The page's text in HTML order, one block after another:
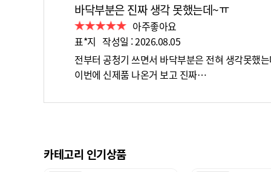
바닥부분은 진짜 생각 못했는데~ㅠ
아주좋아요
표*지 작성일 : 2026.08.05
전부터 공청기 쓰면서 바닥부분은 전혀 생각못했
이번에 신제품 나온거 보고 진짜…
카테고리 인기상품